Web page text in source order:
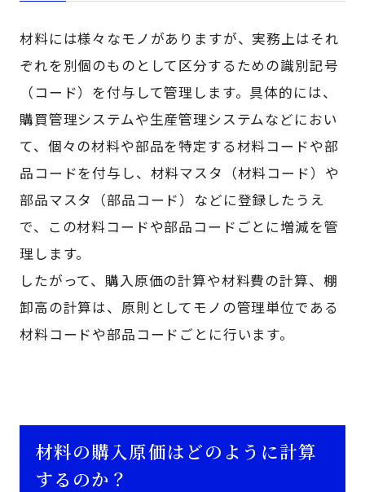
材料には様々なモノがありますが、実務上はそれ
ぞれを別個のものとして区分するための識別記号
（コード）を付与して管理します。具体的には、
購買管理システムや生産管理システムなどにおい
て、個々の材料や部品を特定する材料コードや部
品コードを付与し、材料マスタ（材料コード）や
部品マスタ（部品コード）などに登録したうえ
で、この材料コードや部品コードごとに増減を管
理します。
したがって、購入原価の計算や材料費の計算、棚
卸高の計算は、原則としてモノの管理単位である
材料コードや部品コードごとに行います。
材料の購入原価はどのように計算
するのか？